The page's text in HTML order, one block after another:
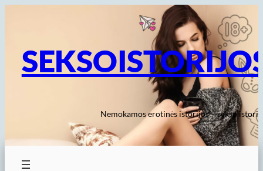
Nemokamos erotinės istorijos – sekso